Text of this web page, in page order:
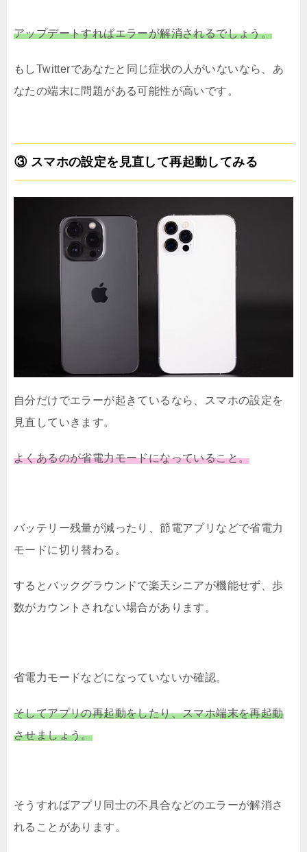
アップデートすればエラーが解消されるでしょう。
もしTwitterであなたと同じ症状の人がいないなら、あ
なたの端末に問題がある可能性が高いです。
③ スマホの設定を見直して再起動してみる
自分だけでエラーが起きているなら、スマホの設定を
見直していきます。
よくあるのが省電力モードになっていること。
バッテリー残量が減ったり、節電アプリなどで省電力
モードに切り替わる。
するとバックグラウンドで楽天シニアが機能せず、歩
数がカウントされない場合があります。
省電力モードなどになっていないか確認。
そしてアプリの再起動をしたり、スマホ端末を再起動
させましょう。
そうすればアプリ同士の不具合などのエラーが解消さ
れることがあります。